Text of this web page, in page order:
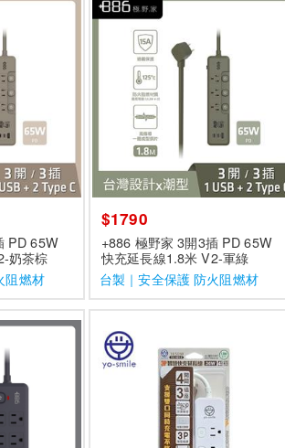
PD 65W
奶茶棕
阻燃材
$1790
+886 極野家 3開3插 PD 65W
快充延長線1.8米 V2-軍綠
台製｜安全保護 防火阻燃材
質